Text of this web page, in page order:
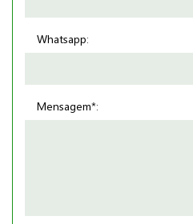
Whatsapp:
Mensagem*: